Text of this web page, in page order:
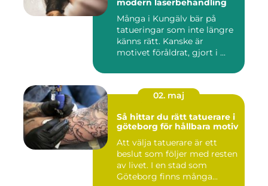
modern laserbehandling
Många i Kungälv bär på
tatueringar som inte längre
känns rätt. Kanske är
motivet föråldrat, gjort i ...
02. maj
Så hittar du rätt tatuerare i
göteborg för hållbara motiv
Att välja tatuerare är ett
beslut som följer med resten
av livet. I en stad som
Göteborg finns många...